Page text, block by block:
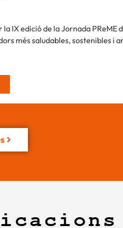
IX edició de la Jornada PReME
més saludables, sostenibles i